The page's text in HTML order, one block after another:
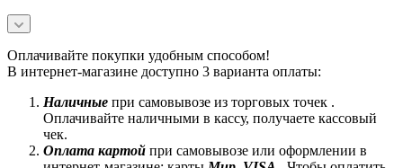
Оплачивайте покупки удобным способом!
В интернет-магазине доступно 3 варианта оплаты:
Наличные при самовывозе из торговых точек .
Оплачивайте наличными в кассу, получаете кассовый
чек.
Оплата картой при самовывозе или оформлении в